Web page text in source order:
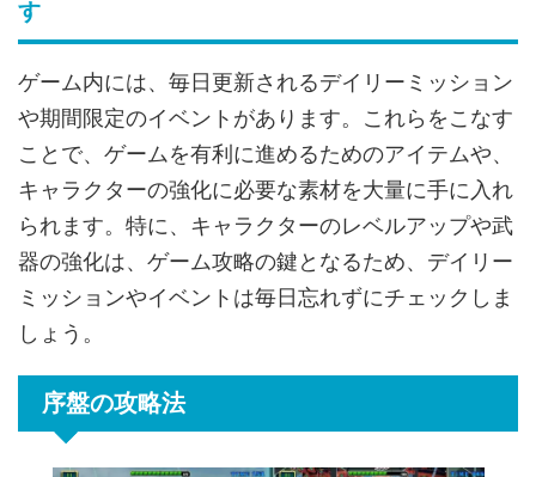
す
ゲーム内には、毎日更新されるデイリーミッション
や期間限定のイベントがあります。これらをこなす
ことで、ゲームを有利に進めるためのアイテムや、
キャラクターの強化に必要な素材を大量に手に入れ
られます。特に、キャラクターのレベルアップや武
器の強化は、ゲーム攻略の鍵となるため、デイリー
ミッションやイベントは毎日忘れずにチェックしま
しょう。
序盤の攻略法